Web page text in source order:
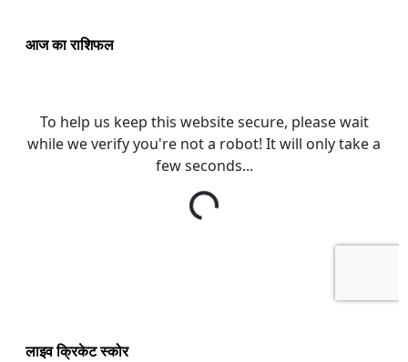
आज का राशिफल
लाइव क्रिकेट स्कोर